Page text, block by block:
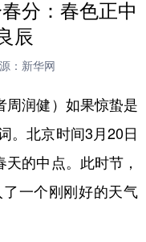
政 人事
评
子 体育
健康 军事
分：春色正中
辰
：新华网
润健）如果惊蛰是
。北京时间3月20日
的中点。此时节，
一个刚刚好的天气